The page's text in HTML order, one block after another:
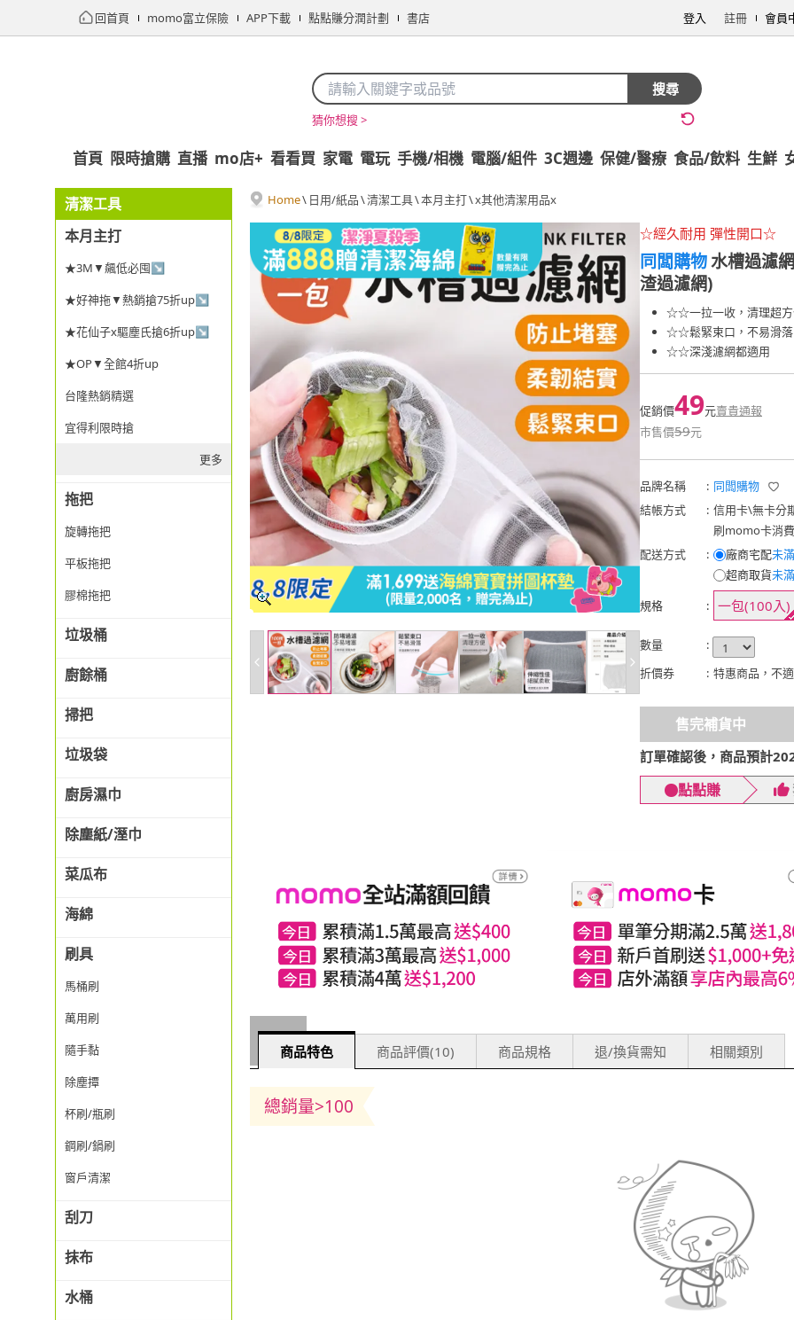
回首頁 momo富立保險 APP下載 點點賺分潤計劃 書店 登入 註冊 會員
搜尋
猜你想搜 >
首頁 限時搶購 直播 mo店+ 看看買 家電 電玩 手機/相機 電腦/組件 3C週邊 保健/醫療 食品/飲料 生鮮
清潔工具
本月主打
★3M▼飆低必囤↘
★好神拖▼熱銷搶75折up↘
★花仙子x驅塵氏搶6折up↘
★OP▼全館4折up
台隆熱銷精選
宜得利限時搶
更多
拖把
旋轉拖把
平板拖把
膠棉拖把
垃圾桶
廚餘桶
掃把
垃圾袋
廚房濕巾
除塵紙/溼巾
菜瓜布
海綿
刷具
馬桶刷
萬用刷
隨手黏
除塵撢
杯刷/瓶刷
鋼刷/鍋刷
窗戶清潔
刮刀
抹布
水桶
Home\ 日用/紙品\清潔工具\本月主打\x其他清潔用品x
☆經久耐用 彈性開口☆
同闆購物水槽過濾
渣過濾網)
☆☆一拉一收，清理超
☆☆鬆緊束口，不易滑落
☆☆深淺濾網都適用
促銷價49元賣貴通報
市售價59元
品牌名稱 : 同闆購物
結帳方式
: 信用卡\無卡分
刷momo卡消
配送方式
: 廠商宅配未
超商取貨未
規格
: 一包(100入)
數量
:
折價券
: 特惠商品，不
售完補貨中
訂單確認後，商品預計
點點賺
商品特色 商品評價(10) 商品規格 退/換貨需知 相關類別
總銷量>100